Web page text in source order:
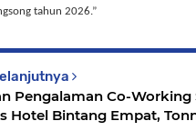
tahun 2026.”
Pengalaman Co-Working
Hotel Bintang Empat,